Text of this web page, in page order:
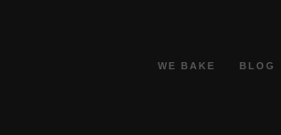
WE BAKE BLOG